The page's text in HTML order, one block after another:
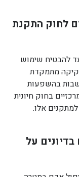
לחוק התקנת
להבטיח שימוש
מתמקדת
בהשפעות
בחוק חיונית
אלו.
על